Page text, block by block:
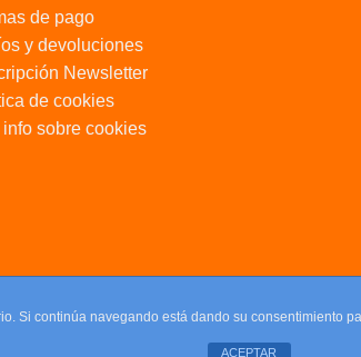
de pago
y devoluciones
Newsletter
de cookies
info sobre cookies
Si continúa navegando está dando su consentimiento
ACEPTAR